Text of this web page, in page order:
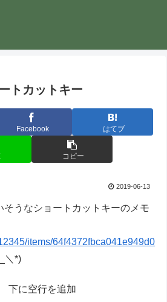
トカットキー
Facebook はてブ
コピー
2019-06-13
そうなショートカットキーのメモ
items/64f4372fbca041e949d0
＼*)
下に空行を追加